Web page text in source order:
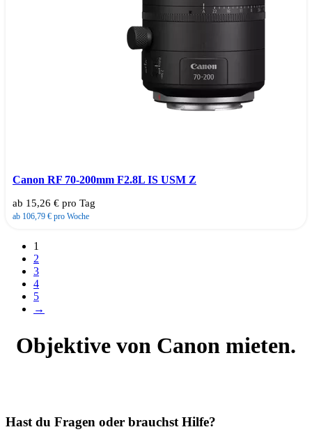
Canon RF 70-200mm F2.8L IS USM Z
ab 15,26 € pro Tag
ab 106,79 € pro Woche
1
2
3
4
5
→
Objektive von Canon mieten.
Hast du Fragen oder brauchst Hilfe?